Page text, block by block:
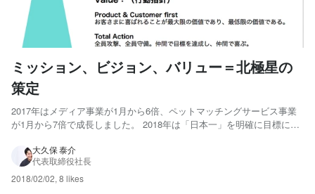
ミッション、ビジョン、バリュー＝北極星の
策定
2017年はメディア事業が1月から6倍、ペットマッチングサービス事業
が1月から7倍で成長しました。 2018年は「日本一」を明確に目標に据
が1人しかいませんでしたが、1月から5人に増え、体制を整えながら事
業成長に取り組んでいます。 まだまだスタートア...
大久保 泰介
代表取締役社長
2018/02/02, 8 likes